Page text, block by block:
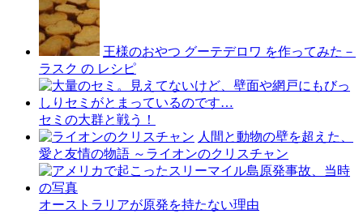
王様のおやつ グーテデロワ を作ってみた－
ラスク の レシピ
セミの大群と戦う！
人間と動物の壁を超えた、
愛と友情の物語 ～ライオンのクリスチャン
オーストラリアが原発を持たない理由